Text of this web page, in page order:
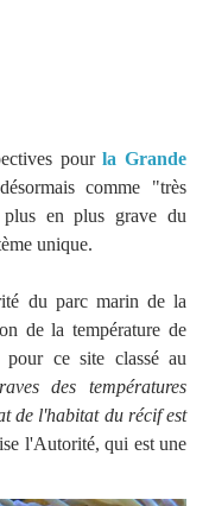
pourla Grande
comme "très
en plus grave du
unique.
du parc marin de la
de la température de
pour ce site classé au
des températures
de l'habitat du récif est
l'Autorité, qui est une